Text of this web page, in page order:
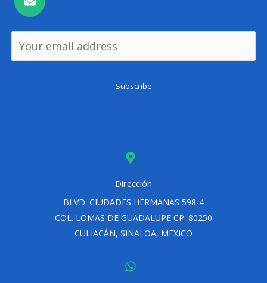
Subscribe
Dirección
BLVD. CIUDADES HERMANAS 598-4
COL. LOMAS DE GUADALUPE CP. 80250
CULIACÁN, SINALOA, MEXICO